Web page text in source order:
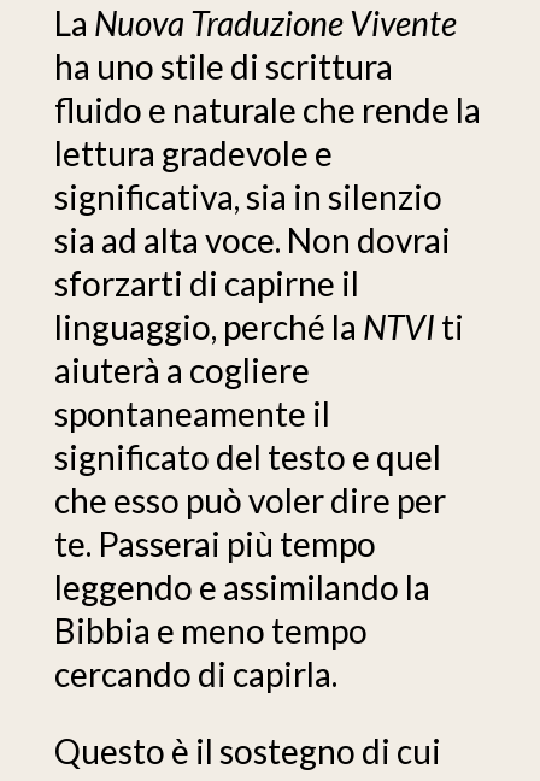
La Nuova Traduzione Vivente
ha uno stile di scrittura
fluido e naturale che rende la
lettura gradevole e
significativa, sia in silenzio
sia ad alta voce. Non dovrai
sforzarti di capirne il
linguaggio, perché la NTVI ti
aiuterà a cogliere
spontaneamente il
significato del testo e quel
che esso può voler dire per
te. Passerai più tempo
leggendo e assimilando la
Bibbia e meno tempo
cercando di capirla.
Questo è il sostegno di cui